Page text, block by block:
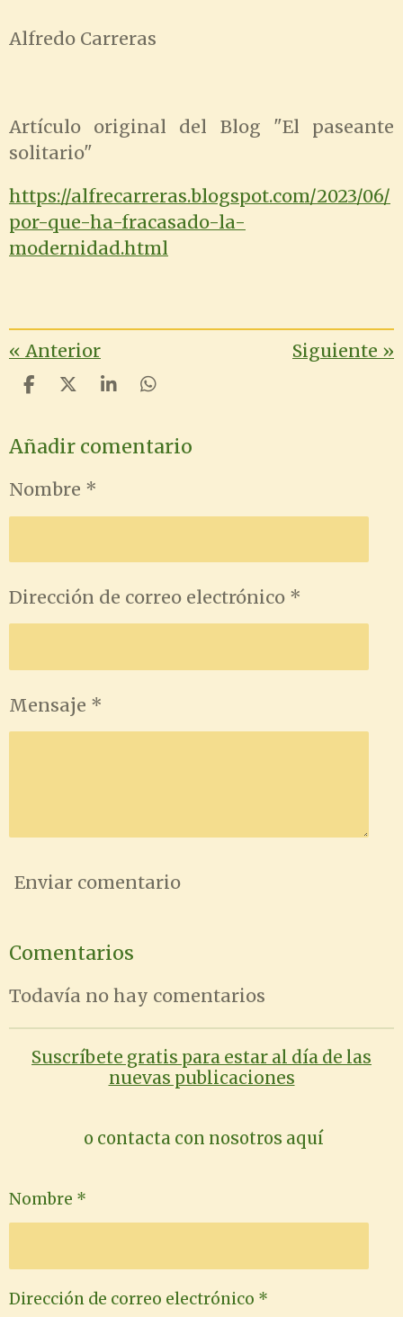
Alfredo Carreras
Artículo original del Blog "El paseante
solitario"
https://alfrecarreras.blogspot.com/2023/06/
por-que-ha-fracasado-la-
modernidad.html
« Anterior Siguiente »
C
p
r
t
i
C
p
r
t
i
C
p
i
C
p
i
Añadir comentario
Nombre *
Dirección de correo electrónico *
Mensaje *
Enviar comentario
Comentarios
Todavía no hay comentarios
Suscríbete gratis para estar al día de las
nuevas publicaciones
o contacta con nosotros aquí
Nombre *
Dirección de correo electrónico *